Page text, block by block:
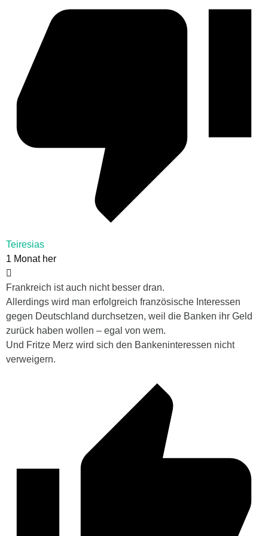
Teiresias
1 Monat her
Frankreich ist auch nicht besser dran.
Allerdings wird man erfolgreich französische Interessen
gegen Deutschland durchsetzen, weil die Banken ihr Geld
zurück haben wollen – egal von wem.
Und Fritze Merz wird sich den Bankeninteressen nicht
verweigern.